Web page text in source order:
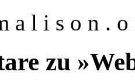
a l i s o n .
zu